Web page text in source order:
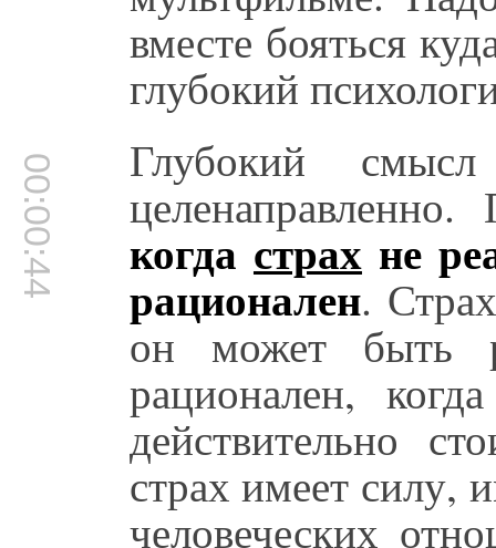
вместе бояться
глубокий
00:00:44 Глубокий
когда страхне
рационален.
он может быть
рационален,
действительно
страх имеет силу,
человеческих